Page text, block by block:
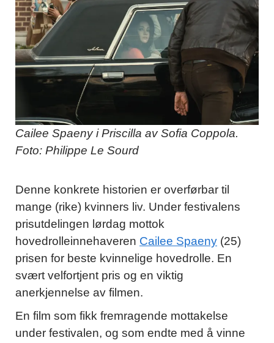
Cailee Spaeny i Priscilla av Sofia Coppola.
Foto: Philippe Le Sourd
Denne konkrete historien er overførbar til
mange (rike) kvinners liv. Under festivalens
prisutdelingen lørdag mottok
hovedrolleinnehaveren Cailee Spaeny (25)
prisen for beste kvinnelige hovedrolle. En
svært velfortjent pris og en viktig
anerkjennelse av filmen.
En film som fikk fremragende mottakelse
under festivalen, og som endte med å vinne